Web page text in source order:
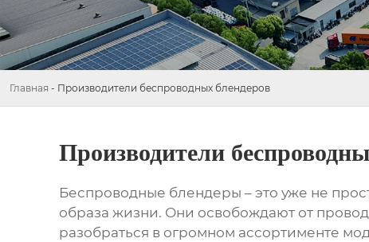
Главная - Производители беспроводных блендеров
Производители
Беспроводные блендеры – это уже не
образа жизни. Они освобождают от
разобраться в огромном ассортименте